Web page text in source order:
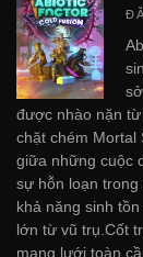
được nhào nặn
chặt chém Mortal
giữa những cuộc
sự hỗn loạn
khả năng sinh
lớn từ vũ trụ.Cốt
mạng lưới toàn